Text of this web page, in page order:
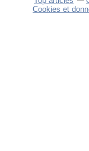
Cookies et